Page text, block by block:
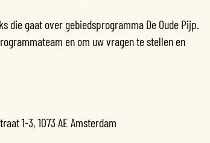
die gaat over gebiedsprogramma De Oude Pijp.
en om uw vragen te stellen en
1-3, 1073 AE Amsterdam